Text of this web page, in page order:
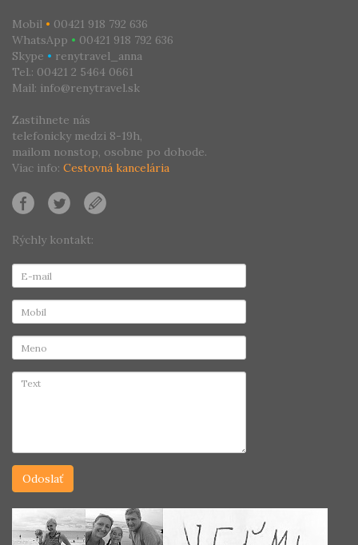
Mobil • 00421 918 792 636
WhatsApp • 00421 918 792 636
Skype • renytravel_anna
Tel.: 00421 2 5464 0661
Mail: info@renytravel.sk
Zastihnete nás
telefonicky medzi 8-19h,
mailom nonstop, osobne po dohode.
Viac info: Cestovná kancelária
Rýchly kontakt: